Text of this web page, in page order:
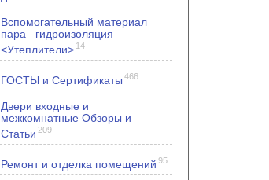
Вспомогательный материал
пара –гидроизоляция
<Утеплители> 14
ГОСТЫ и Сертификаты 466
Двери входные и
межкомнатные Обзоры и
Статьи 209
Ремонт и отделка помещений 95